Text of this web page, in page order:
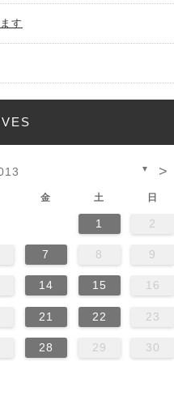
す
▼ >
金 土 日
1 2
7 8 9
14 15 16
21 22 23
28 29 30